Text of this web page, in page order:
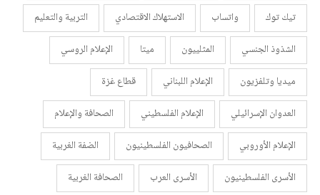
تيك توك
واتساب الاستهلاك الاقتصادي
التربية والتعليم
الشذوذ الجنسي
المثلييون ميتا
الإعلام الروسي
ميديا وتلفزيون
الإعلام اللبناني
قطاع غزة
العدوان الإسرائيلي
الإعلام الفلسطيني
الصحافة والإعلام
الإعلام الأوروبي
الصحافيون الفلسطينيون
الضفة الغربية
الأسرى الفلسطينيون
الأسرى العرب
الصحافة الغربية